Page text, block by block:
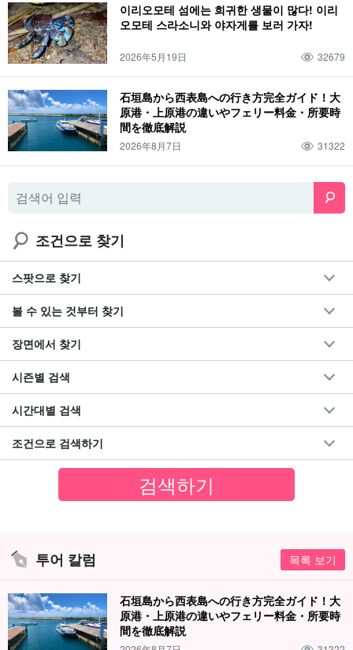
이리오모테 섬에는 희귀한 생물이 많다! 이리
오모테 스라소니와 야자게를 보러 가자!
2026年5月19日 32679
石垣島から西表島への行き方完全ガイド！大
原港・上原港の違いやフェリー料金・所要時
間を徹底解説
2026年8月7日 31322
조건으로 찾기
스팟으로 찾기
볼 수 있는 것부터 찾기
장면에서 찾기
시즌별 검색
시간대별 검색
조건으로 검색하기
투어 칼럼 목록 보기
石垣島から西表島への行き方完全ガイド！大
原港・上原港の違いやフェリー料金・所要時
間を徹底解説